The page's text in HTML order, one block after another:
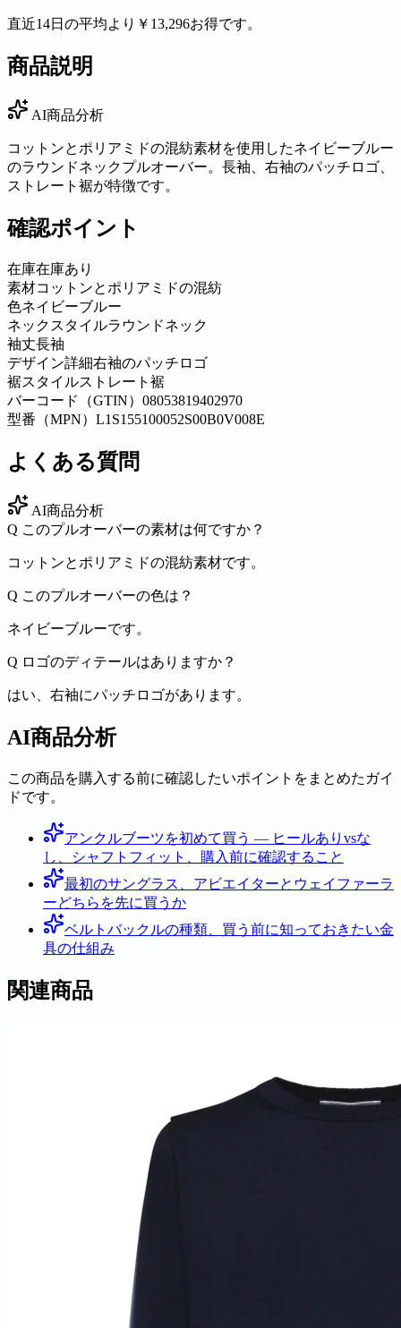
直近14日の平均より￥13,296お得です。
商品説明
AI商品分析
コットンとポリアミドの混紡素材を使用したネイビーブルー
のラウンドネックプルオーバー。長袖、右袖のパッチロゴ、
ストレート裾が特徴です。
確認ポイント
在庫在庫あり
素材コットンとポリアミドの混紡
色ネイビーブルー
ネックスタイルラウンドネック
袖丈長袖
デザイン詳細右袖のパッチロゴ
裾スタイルストレート裾
バーコード（GTIN） 08053819402970
型番（MPN） L1S155100052S00B0V008E
よくある質問
AI商品分析
Q このプルオーバーの素材は何ですか？
コットンとポリアミドの混紡素材です。
Q このプルオーバーの色は？
ネイビーブルーです。
Q ロゴのディテールはありますか？
はい、右袖にパッチロゴがあります。
AI商品分析
この商品を購入する前に確認したいポイントをまとめたガイ
ドです。
アンクルブーツを初めて買う — ヒールありvsな
し、シャフトフィット、購入前に確認すること
最初のサングラス、アビエイターとウェイファーラ
ーどちらを先に買うか
ベルトバックルの種類、買う前に知っておきたい金
具の仕組み
関連商品